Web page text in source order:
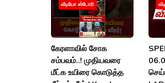
வீடியோ ஸ்டோரி
கேரளாவில் சோக
சம்பவம்..! முதியவரை
மீட்க உயிரை கொடுத்த